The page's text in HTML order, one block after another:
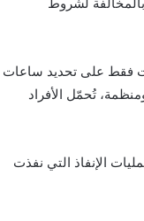
فقط على تحديد ساعات
تُحمّل الأفراد
الإنفاذ التي نفذت